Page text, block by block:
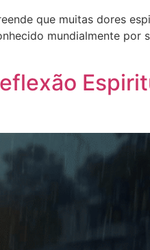
que muitas dores
mundialmente por